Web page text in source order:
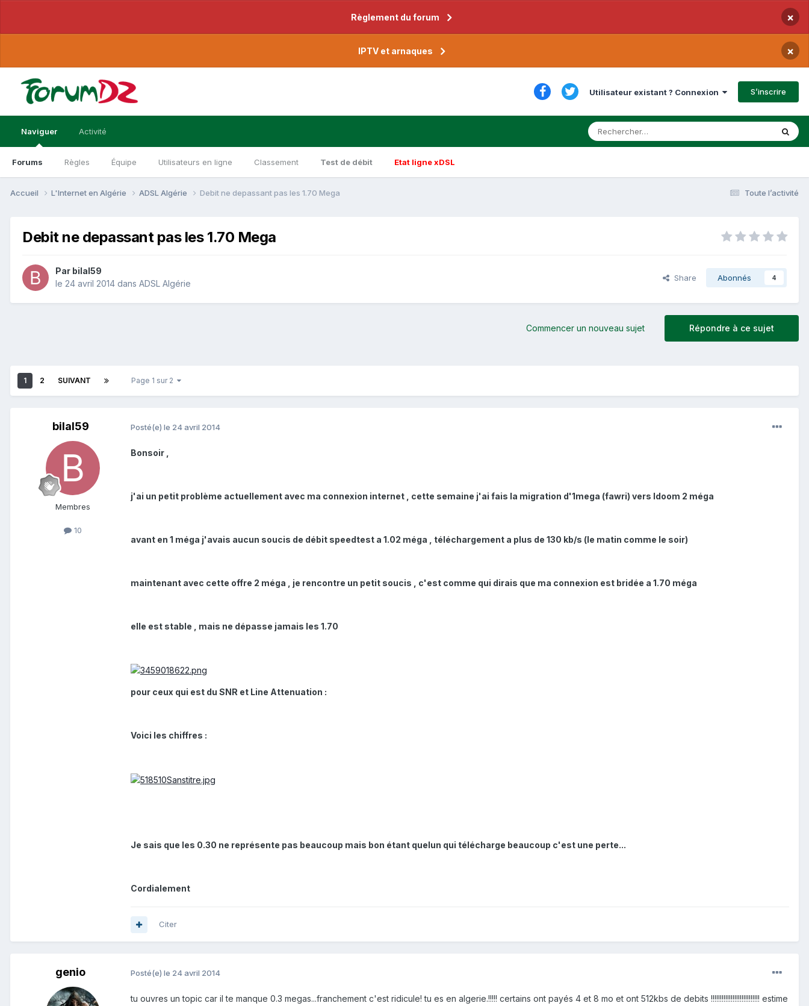
Règlement du forum ×
IPTV et arnaques ×
Utilisateur existant ? Connexion S’inscrire
Naviguer
Forums Règles Équipe Utilisateurs en ligne Classement Test de débit Etat ligne xDSL
Activité
Toute l’activité
Accueil L'Internet en Algérie ADSL Algérie Debit ne depassant pas les 1.70 Mega
Debit ne depassant pas les 1.70 Mega
Par bilal59
le 24 avril 2014 dans ADSL Algérie
Share Abonnés 4
Répondre à ce sujet
Commencer un nouveau sujet
1 2 SUIVANT Page 1 sur 2
bilal59
Membres
10
Posté(e) le 24 avril 2014
Bonsoir ,
j'ai un petit problème actuellement avec ma connexion internet , cette semaine j'ai fais la migration d'1mega (fawri) vers Idoom 2 méga
avant en 1 méga j'avais aucun soucis de débit speedtest a 1.02 méga , téléchargement a plus de 130 kb/s (le matin comme le soir)
maintenant avec cette offre 2 méga , je rencontre un petit soucis , c'est comme qui dirais que ma connexion est bridée a 1.70 méga
elle est stable , mais ne dépasse jamais les 1.70
pour ceux qui est du SNR et Line Attenuation :
Voici les chiffres :
Je sais que les 0.30 ne représente pas beaucoup mais bon étant quelun qui télécharge beaucoup c'est une perte...
Cordialement
Citer
genio Posté(e) le 24 avril 2014
tu ouvres un topic car il te manque 0.3 megas...franchement c'est ridicule! tu es en algerie.!!!!! certains ont payés 4 et 8 mo et ont 512kbs de debits !!!!!!!!!!!!!!!!!!!!!!!!!!! estime